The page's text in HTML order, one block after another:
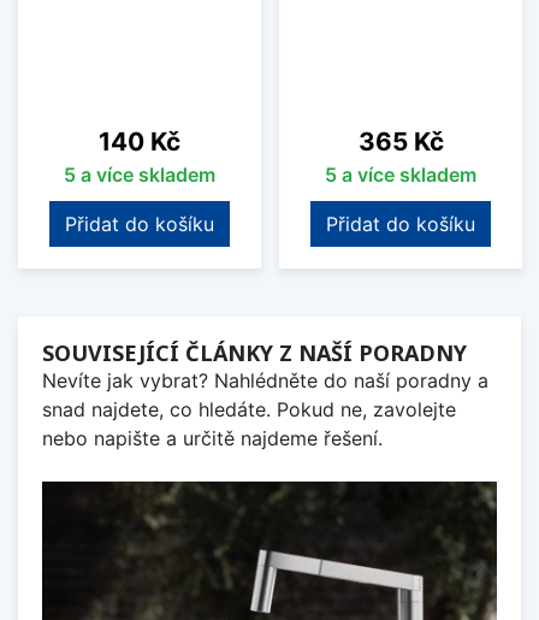
Cena
140 Kč
5 a více skladem
Přidat do košíku
Cena
365 Kč
5 a více skladem
Přidat do košíku
SOUVISEJÍCÍ ČLÁNKY Z NAŠÍ PORADNY
Nevíte jak vybrat? Nahlédněte do naší poradny a
snad najdete, co hledáte. Pokud ne, zavolejte
nebo napište a určitě najdeme řešení.